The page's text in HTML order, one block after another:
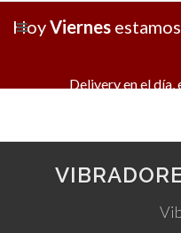
HoyViernes
Delivery en el día,